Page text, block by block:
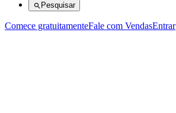
Pesquisar
Comece gratuitamenteFale com VendasEntrar